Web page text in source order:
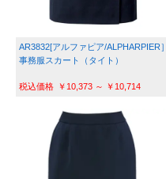
AR3832[アルファピア/ALPHARPIER］
事務服スカート（タイト）
￥10,373 ～ ￥10,714